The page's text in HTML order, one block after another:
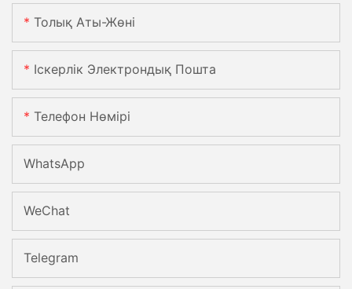
Толық Аты-Жөні
Іскерлік Электрондық Пошта
Телефон Нөмірі
WhatsApp
WeChat
Telegram